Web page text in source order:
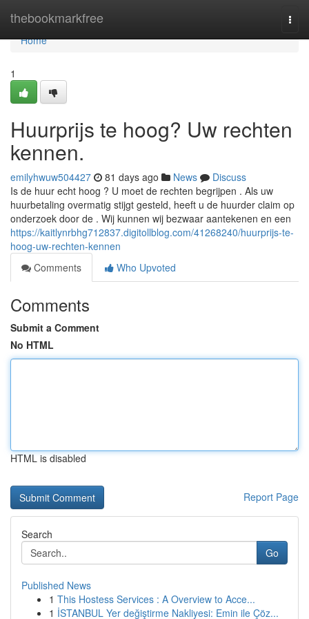
thebookmarkfree
Home
Home
1
Huurprijs te hoog? Uw rechten
kennen.
emilyhwuw504427 81 days ago News
Discuss
Is de huur echt hoog ? U moet de rechten begrijpen . Als uw
huurbetaling overmatig stijgt gesteld, heeft u de huurder claim op
onderzoek door de . Wij kunnen wij bezwaar aantekenen en een
https://kaitlynrbhg712837.digitollblog.com/41268240/huurprijs-te-
hoog-uw-rechten-kennen
Comments
Who Upvoted
Comments
Submit a Comment
No HTML
HTML is disabled
Report Page
Search
Go
Published News
1 This Hostess Services : A Overview to Acce...
1 İSTANBUL Yer değiştirme Nakliyesi: Emin ile Çöz...